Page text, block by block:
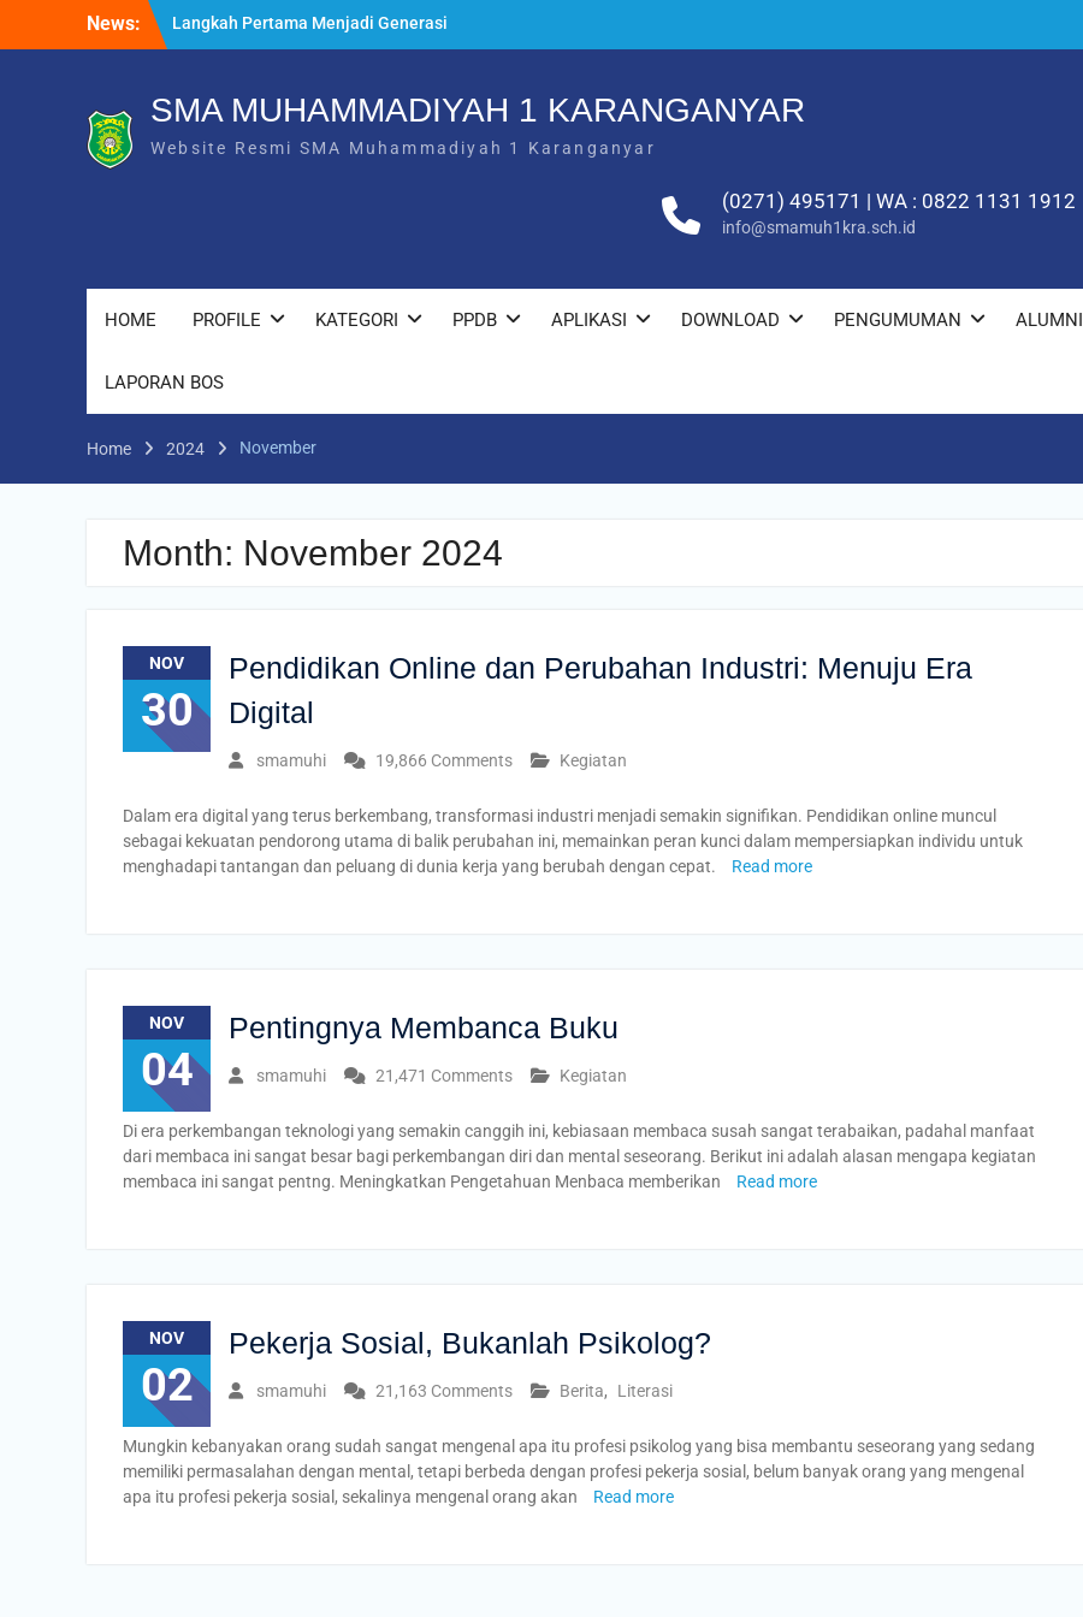
News:
Langkah Pertama Menjadi Generasi
Berkarakter, MPLS/FORTASI SMA
dengan Semangat Kebangsaan
Saat Fajar Menyapa Angkatan Baru, SMA
Muhammadiyah 1 Karanganyar Gelar
SMA MUHAMMADIYAH 1 KARANGANYAR
Website Resmi SMA Muhammadiyah 1 Karanganyar
(0271) 495171 | WA : 0822 1131 1912
info@smamuh1kra.sch.id
HOME PROFILE KATEGORI PPDB APLIKASI DOWNLOAD PENGUMUMAN ALUMNI
LAPORAN BOS
Home 2024 November
Month: November 2024
NOV
30
Pendidikan Online dan Perubahan Industri: Menuju Era
Digital
smamuhi 19,866 Comments Kegiatan
Dalam era digital yang terus berkembang, transformasi industri menjadi semakin signifikan. Pendidikan online muncul
sebagai kekuatan pendorong utama di balik perubahan ini, memainkan peran kunci dalam mempersiapkan individu untuk
menghadapi tantangan dan peluang di dunia kerja yang berubah dengan cepat.
Read more
NOV
04
Pentingnya Membanca Buku
smamuhi 21,471 Comments Kegiatan
Di era perkembangan teknologi yang semakin canggih ini, kebiasaan membaca susah sangat terabaikan, padahal manfaat
dari membaca ini sangat besar bagi perkembangan diri dan mental seseorang. Berikut ini adalah alasan mengapa kegiatan
membaca ini sangat pentng. Meningkatkan Pengetahuan Menbaca memberikan
Read more
NOV
02
Pekerja Sosial, Bukanlah Psikolog?
smamuhi 21,163 Comments Berita, Literasi
Mungkin kebanyakan orang sudah sangat mengenal apa itu profesi psikolog yang bisa membantu seseorang yang sedang
memiliki permasalahan dengan mental, tetapi berbeda dengan profesi pekerja sosial, belum banyak orang yang mengenal
apa itu profesi pekerja sosial, sekalinya mengenal orang akan
Read more